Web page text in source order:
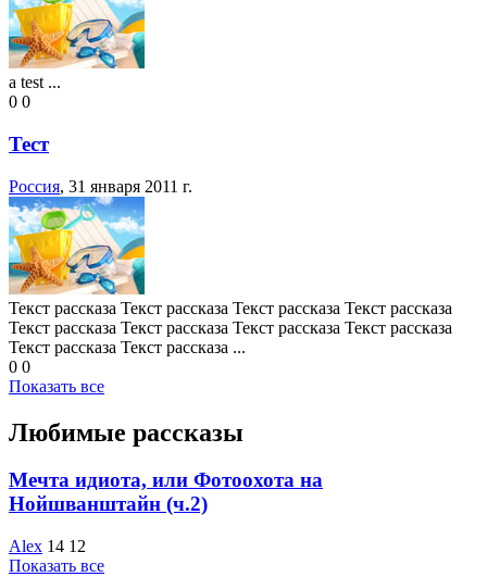
a test ...
0 0
Тест
Россия, 31 января 2011 г.
Текст рассказа Текст рассказа Текст рассказа Текст рассказа
Текст рассказа Текст рассказа Текст рассказа Текст рассказа
Текст рассказа Текст рассказа ...
0 0
Показать все
Любимые рассказы
Мечта идиота, или Фотоохота на
Нойшванштайн (ч.2)
Аlex 14 12
Показать все